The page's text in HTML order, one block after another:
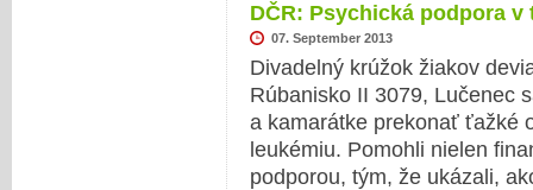
DČR: Psychická podpora
07. September 2013
Divadelný krúžok žiakov
Rúbanisko II 3079, Lučenec
a kamarátke prekonať ťažké
leukémiu. Pomohli nielen
podporou, tým, že ukázali,